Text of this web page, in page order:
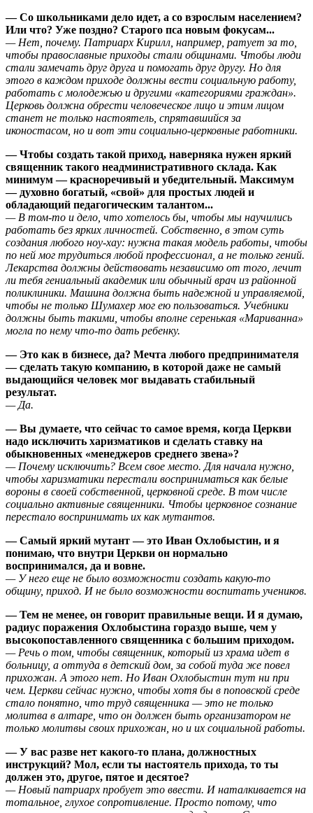
— Cо школьниками дело идет, а со взрослым населением?
Или что? Уже поздно? Старого пса новым фокусам...
— Нет, почему. Патриарх Кирилл, например, ратует за то,
чтобы православные приходы стали общинами. Чтобы люди
стали замечать друг друга и помогать друг другу. Но для
этого в каждом приходе должны вести социальную работу,
работать с молодежью и другими «категориями граждан».
Церковь должна обрести человеческое лицо и этим лицом
станет не только настоятель, спрятавшийся за
иконостасом, но и вот эти социально-церковные работники.
— Чтобы создать такой приход, наверняка нужен яркий
священник такого неадминистративного склада. Как
минимум — красноречивый и убедительный. Максимум
— духовно богатый, «свой» для простых людей и
обладающий педагогическим талантом...
— В том-то и дело, что хотелось бы, чтобы мы научились
работать без ярких личностей. Собственно, в этом суть
создания любого ноу-хау: нужна такая модель работы, чтобы
по ней мог трудиться любой профессионал, а не только гений.
Лекарства должны действовать независимо от того, лечит
ли тебя гениальный академик или обычный врач из районной
поликлиники. Машина должна быть надежной и управляемой,
чтобы не только Шумахер мог ею пользоваться. Учебники
должны быть такими, чтобы вполне серенькая «Мариванна»
могла по нему что-то дать ребенку.
— Это как в бизнесе, да? Мечта любого предпринимателя
— сделать такую компанию, в которой даже не самый
выдающийся человек мог выдавать стабильный
результат.
— Да.
— Вы думаете, что сейчас то самое время, когда Церкви
надо исключить харизматиков и сделать ставку на
обыкновенных «менеджеров среднего звена»?
— Почему исключить? Всем свое место. Для начала нужно,
чтобы харизматики перестали восприниматься как белые
вороны в своей собственной, церковной среде. В том числе
социально активные священники. Чтобы церковное сознание
перестало воспринимать их как мутантов.
— Самый яркий мутант — это Иван Охлобыстин, и я
понимаю, что внутри Церкви он нормально
воспринимался, да и вовне.
— У него еще не было возможности создать какую-то
общину, приход. И не было возможности воспитать учеников.
— Тем не менее, он говорит правильные вещи. И я думаю,
радиус поражения Охлобыстина гораздо выше, чем у
высокопоставленного священника с большим приходом.
— Речь о том, чтобы священник, который из храма идет в
больницу, а оттуда в детский дом, за собой туда же повел
прихожан. А этого нет. Но Иван Охлобыстин тут ни при
чем. Церкви сейчас нужно, чтобы хотя бы в поповской среде
стало понятно, что труд священника — это не только
молитва в алтаре, что он должен быть организатором не
только молитвы своих прихожан, но и их социальной работы.
— У вас разве нет какого-то плана, должностных
инструкций? Мол, если ты настоятель прихода, то ты
должен это, другое, пятое и десятое?
— Новый патриарх пробует это ввести. И наталкивается на
тотальное, глухое сопротивление. Просто потому, что